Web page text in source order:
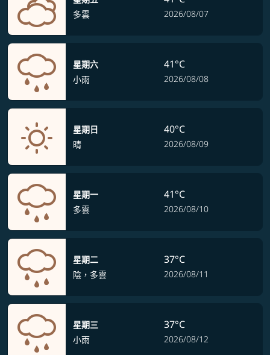
多雲
2026/08/07
星期六
小雨
41°C
2026/08/08
星期日
晴
40°C
2026/08/09
星期一
多雲
41°C
2026/08/10
星期二
陰，多雲
37°C
2026/08/11
星期三
小雨
37°C
2026/08/12